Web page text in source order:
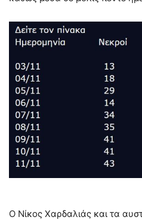
Ο Νίκος Χαρδαλιάς και τα